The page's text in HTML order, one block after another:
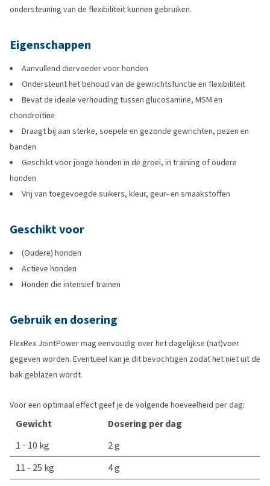
ondersteuning van de flexibiliteit kunnen gebruiken.
Eigenschappen
Aanvullend diervoeder voor honden
Ondersteunt het behoud van de gewrichtsfunctie en flexibiliteit
Bevat de ideale verhouding tussen glucosamine, MSM en
chondroïtine
Draagt bij aan sterke, soepele en gezonde gewrichten, pezen en
banden
Geschikt voor jonge honden in de groei, in training of oudere
honden
Vrij van toegevoegde suikers, kleur, geur- en smaakstoffen
Geschikt voor
(Oudere) honden
Actieve honden
Honden die intensief trainen
Gebruik en dosering
FlexRex JointPower mag eenvoudig over het dagelijkse (nat)voer
gegeven worden. Eventueel kan je dit bevochtigen zodat het niet uit de
bak geblazen wordt.
Voor een optimaal effect geef je de volgende hoeveelheid per dag:
Gewicht
Dosering per dag
1 - 10 kg
2 g
11 - 25 kg
4 g